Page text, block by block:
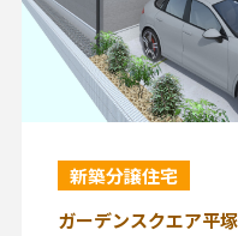
新築分譲住宅
ガーデンスクエア平